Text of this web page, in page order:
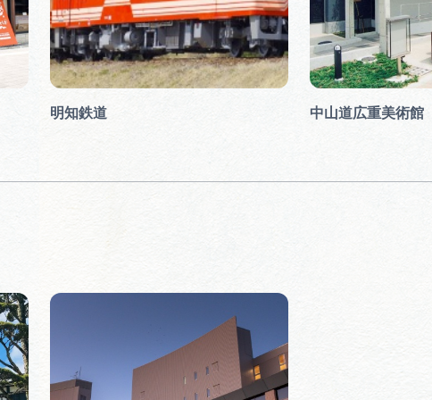
明知鉄道 中山道広重美術館